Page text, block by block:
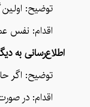
توضیح: اولین
اقدام: نفس
اطلاع‌رسانی به
توضیح: اگر حادثه
اقدام: در صورت